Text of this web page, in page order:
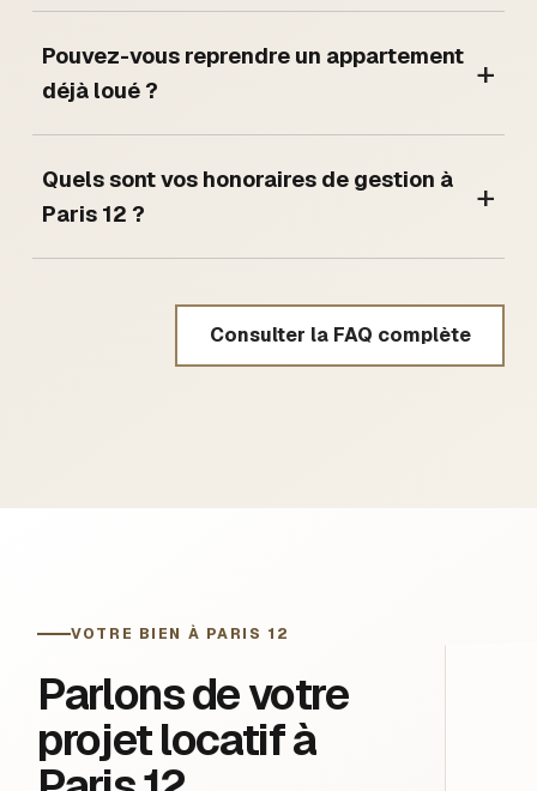
Pouvez-vous reprendre un appartement
déjà loué ?
+
Quels sont vos honoraires de gestion à
Paris 12 ?
+
Consulter la FAQ complète
VOTRE BIEN À PARIS 12
Parlons de votre
projet locatif à